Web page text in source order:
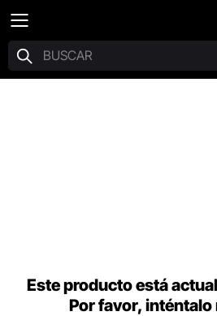
Este producto está
Por favor, inténtalo